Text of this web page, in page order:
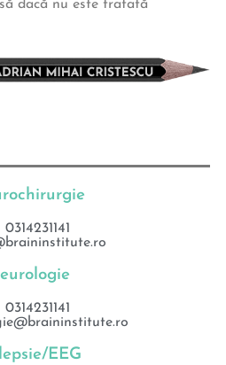
dacă nu este tratată
0314231141
0314231141
EEG